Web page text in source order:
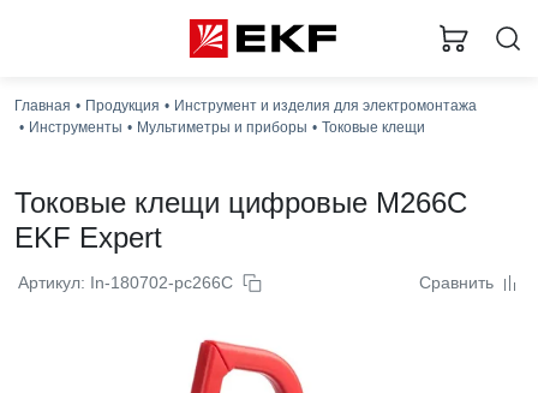
Главная Продукция
Инструмент и изделия для электромонтажа
Инструменты
Мультиметры и приборы Токовые клещи
Токовые клещи цифровые M266C
EKF Expert
Артикул: In-180702-pc266C Сравнить